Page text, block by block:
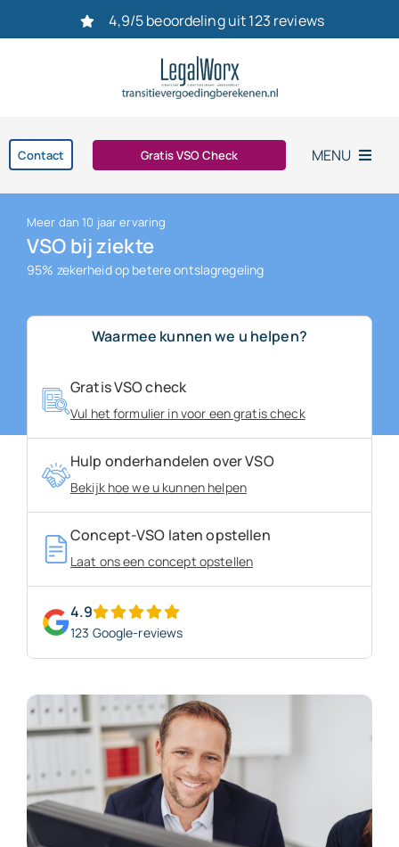
4,9/5 beoordeling uit 123 reviews
Contact Gratis VSO Check MENU
Home
Vaststellingsovereenkomst
Ontslag
Over ons
Blogs
FAQ’s
Neem contact op
Meer dan 10 jaar ervaring
VSO bij ziekte
95% zekerheid op betere ontslagregeling
Waarmee kunnen we u helpen?
Gratis VSO check
Vul het formulier in voor een gratis check
Hulp onderhandelen over VSO
Bekijk hoe we u kunnen helpen
Concept-VSO laten opstellen
Laat ons een concept opstellen
4.9
123 Google-reviews